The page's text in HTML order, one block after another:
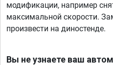
модификации, например
максимальной скорости.
произвести на диностенде.
Вы не узнаете ваш